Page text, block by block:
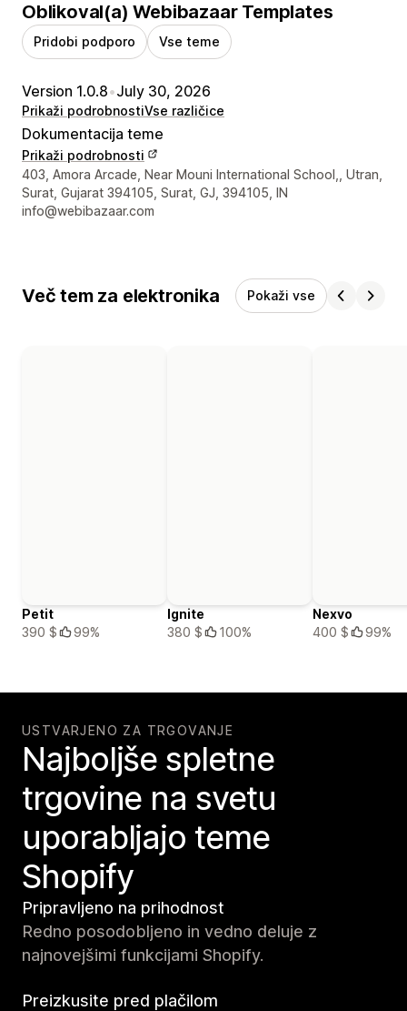
Oblikoval(a) Webibazaar Templates
Pridobi podporo Vse teme
Version 1.0.8•July 30, 2026
Prikaži podrobnostiVse različice
Dokumentacija teme
Prikaži podrobnosti
Podatki za stik z oblikovalcem
403, Amora Arcade, Near Mouni International School,, Utran,
Surat, Gujarat 394105, Surat, GJ, 394105, IN
info@webibazaar.com
Več tem za elektronika Pokaži vse
Petit
390 $
99%
Ignite
380 $
100%
Nexvo
400 $
99%
USTVARJENO ZA TRGOVANJE
Najboljše spletne
trgovine na svetu
uporabljajo teme
Shopify
Pripravljeno na prihodnost
Redno posodobljeno in vedno deluje z
najnovejšimi funkcijami Shopify.
Preizkusite pred plačilom